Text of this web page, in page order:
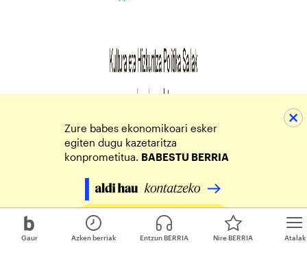
Gaur Atalak
Azken berriak Entzun BERRIA Nire BERRIA
Zure babes ekonomikoari esker
egiten dugu kazetaritza
konprometitua. BABESTU BERRIA
Egin zure ekarpena